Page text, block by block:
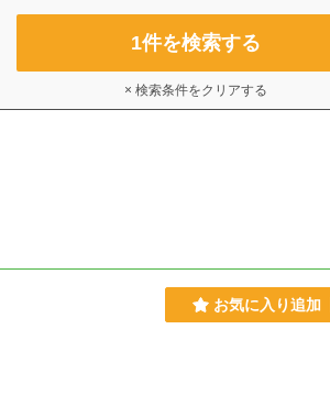
1件を検索する
× 検索条件をクリアする
お気に入り追加